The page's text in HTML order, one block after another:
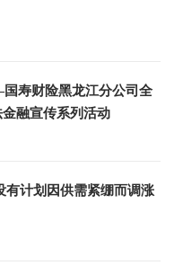
寿财险黑龙江分公司全
融宣传系列活动
计划因供需紧绷而调涨